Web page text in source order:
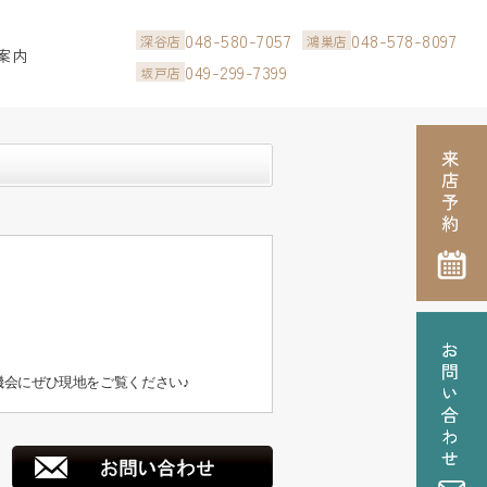
内
深谷店 048-580-7057 鴻巣店 048-578-8097
坂戸店 049-299-7399
にぜひ現地をご覧ください♪